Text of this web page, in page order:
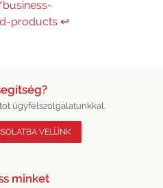
products ↩︎
ügyfélszolgálatunkkal.
VELÜNK
minket